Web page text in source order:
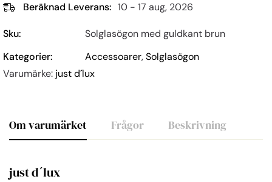
Beräknad Leverans: 10 - 17 aug, 2026
Sku:
Solglasögon med guldkant brun
Kategorier:
Accessoarer,Solglasögon
Varumärke: just d´lux
Om varumärket Frågor Beskrivning
just d´lux